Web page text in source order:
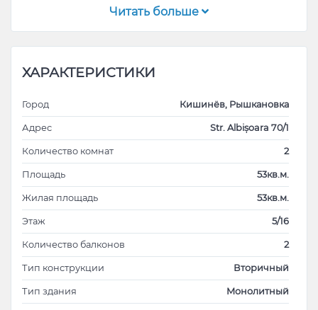
nou pentru cazuri rare de deconectare a apei calde.
Читать больше
ХАРАКТЕРИСТИКИ
Город Кишинёв, Рышкановка
Адрес Str. Albișoara 70/1
Количество комнат 2
Площадь 53кв.м.
Жилая площадь 53кв.м.
Этаж 5/16
Количество балконов 2
Тип конструкции Вторичный
Тип здания Mонолитный